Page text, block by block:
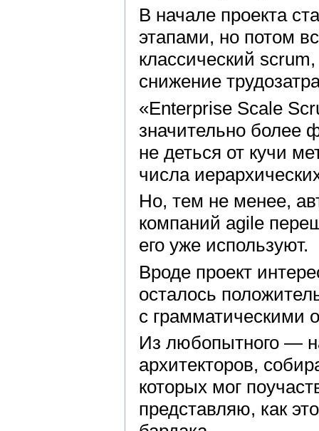
В начале проекта
этапами, но потом
классический
снижение
«Enterprise Scale
значительно более
не деться от кучи
числа
Но, тем не менее,
компаний agile
его уже используют.
Вроде проект
осталось
с грамматическими
Из любопытного —
архитекторов,
которых мог
представляю, как